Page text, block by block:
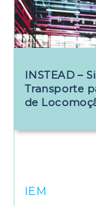
INSTEAD –
Transporte
de
IEM